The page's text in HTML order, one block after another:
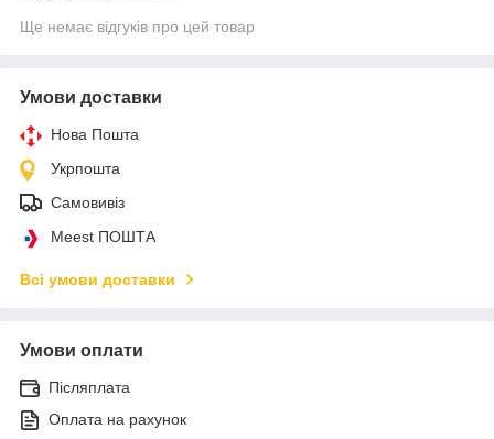
Ще немає відгуків про цей товар
Умови доставки
Нова Пошта
Укрпошта
Самовивіз
Meest ПОШТА
Всі умови доставки
Умови оплати
Післяплата
Оплата на рахунок